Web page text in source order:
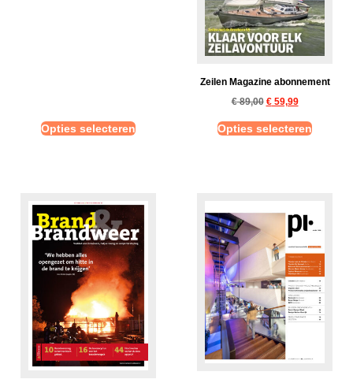
Opties selecteren
Zeilen Magazine abonnement
€89,00 €59,99
Opties selecteren